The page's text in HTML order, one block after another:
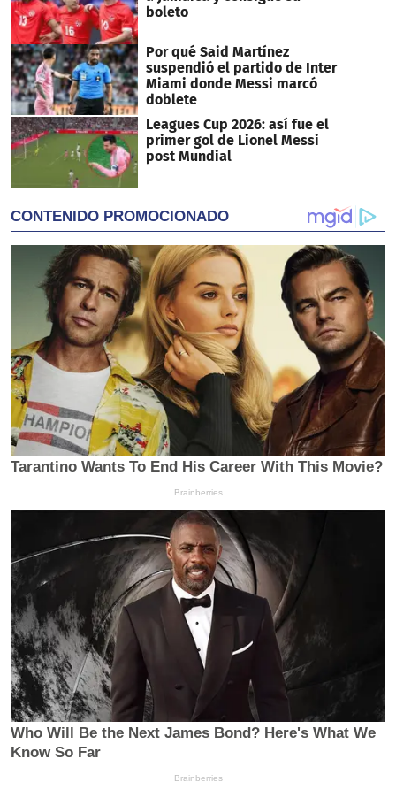
boleto
Por qué Said Martínez
suspendió el partido de Inter
Miami donde Messi marcó
doblete
Leagues Cup 2026: así fue el
primer gol de Lionel Messi
post Mundial